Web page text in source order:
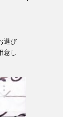
選び
意し